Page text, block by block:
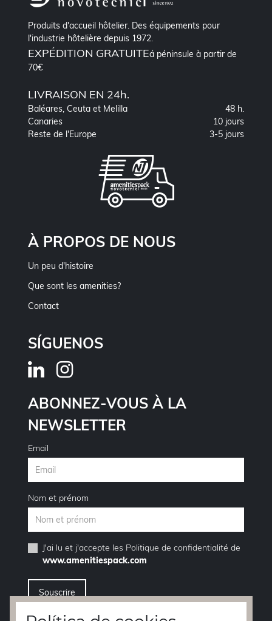
Produits d'accueil hôtelier. Des équipements pour
l'industrie hôtelière depuis 1972.
EXPÉDITION GRATUITEá péninsule à partir de
70€
LIVRAISON EN 24h.
Baléares, Ceuta et Melilla
48 h.
Canaries
10 jours
Reste de l'Europe
3-5 jours
À PROPOS DE NOUS
Un peu d'histoire
Que sont les amenities?
Contact
SÍGUENOS
ABONNEZ-VOUS À LA
NEWSLETTER
Email
Nom et prénom
J'ai lu et j'accepte les Politique de confidentialité de
www.amenitiespack.com